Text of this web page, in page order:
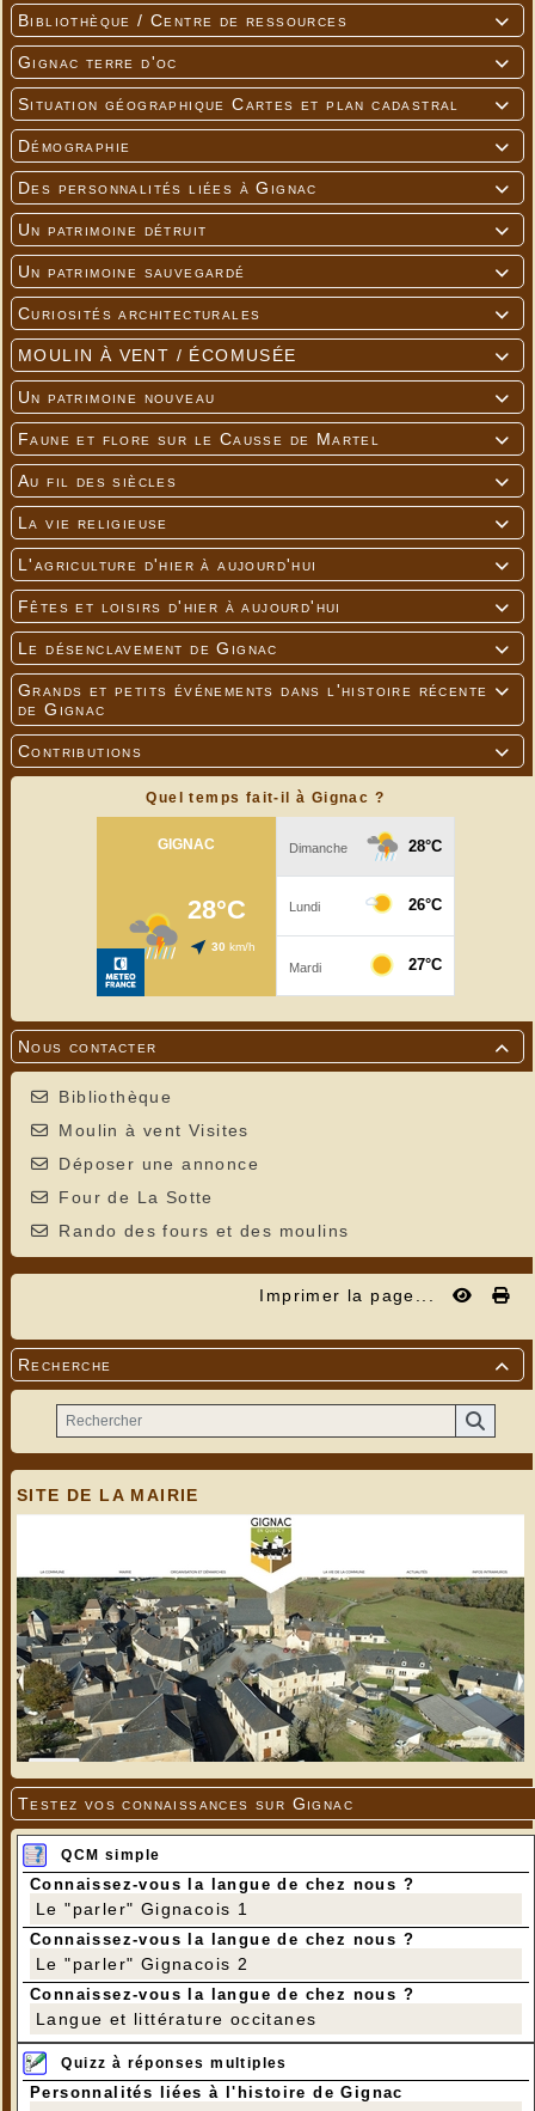

Bibliothèque / Centre de ressources

Gignac terre d'oc

Situation géographique Cartes et plan cadastral

Démographie

Des personnalités liées à Gignac

Un patrimoine détruit

Un patrimoine sauvegardé

Curiosités architecturales

MOULIN À VENT / ÉCOMUSÉE

Un patrimoine nouveau

Faune et flore sur le Causse de Martel

Au fil des siècles

La vie religieuse

L'agriculture d'hier à aujourd'hui

Fêtes et loisirs d'hier à aujourd'hui

Le désenclavement de Gignac

Grands et petits événements dans l'histoire récente
de Gignac

Contributions
Quel temps fait-il à Gignac ?

Nous contacter
Bibliothèque
Moulin à vent Visites
Déposer une annonce
Four de La Sotte
Rando des fours et des moulins
Imprimer la page...

Recherche
SITE DE LA MAIRIE
Testez vos connaissances sur Gignac
QCM simple
Connaissez-vous la langue de chez nous ?
Le "parler" Gignacois 1
Connaissez-vous la langue de chez nous ?
Le "parler" Gignacois 2
Connaissez-vous la langue de chez nous ?
Langue et littérature occitanes
Quizz à réponses multiples
Personnalités liées à l'histoire de Gignac